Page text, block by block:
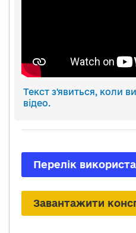
Текст з'явиться, коли
відео.
Перелік
Завантажити